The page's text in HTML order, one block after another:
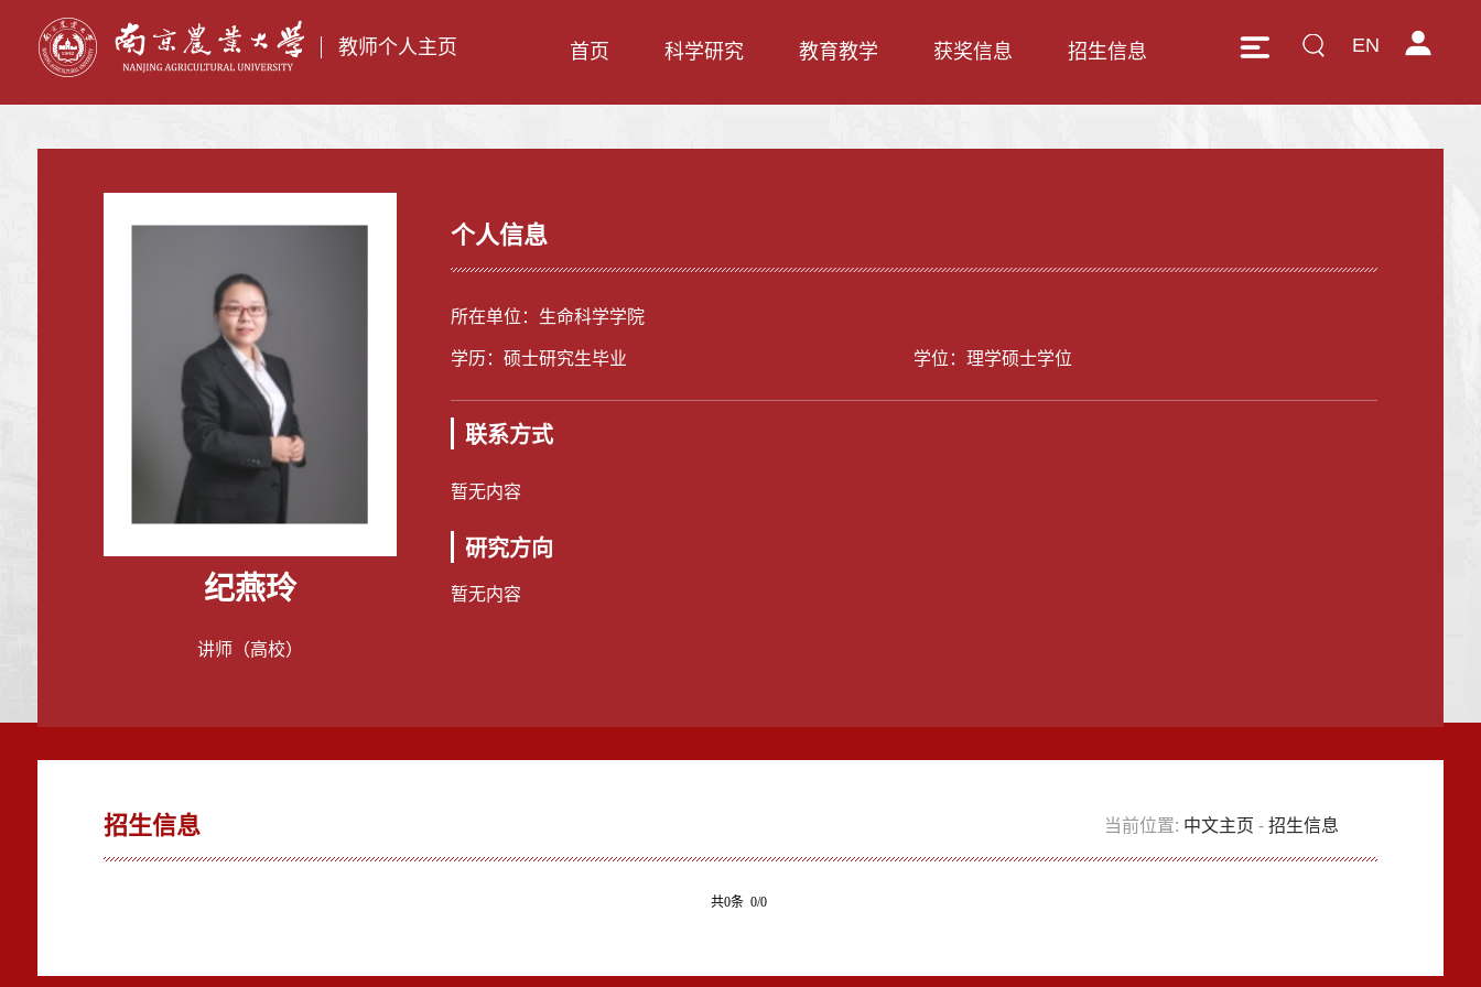
教师个人主页 EN
首页 科学研究 教育教学 获奖信息 招生信息
纪燕玲
讲师（高校）
个人信息
所在单位：生命科学学院
学历：硕士研究生毕业 学位：理学硕士学位
联系方式
暂无内容
研究方向
暂无内容
招生信息 当前位置: 中文主页 -招生信息
共0条 0/0